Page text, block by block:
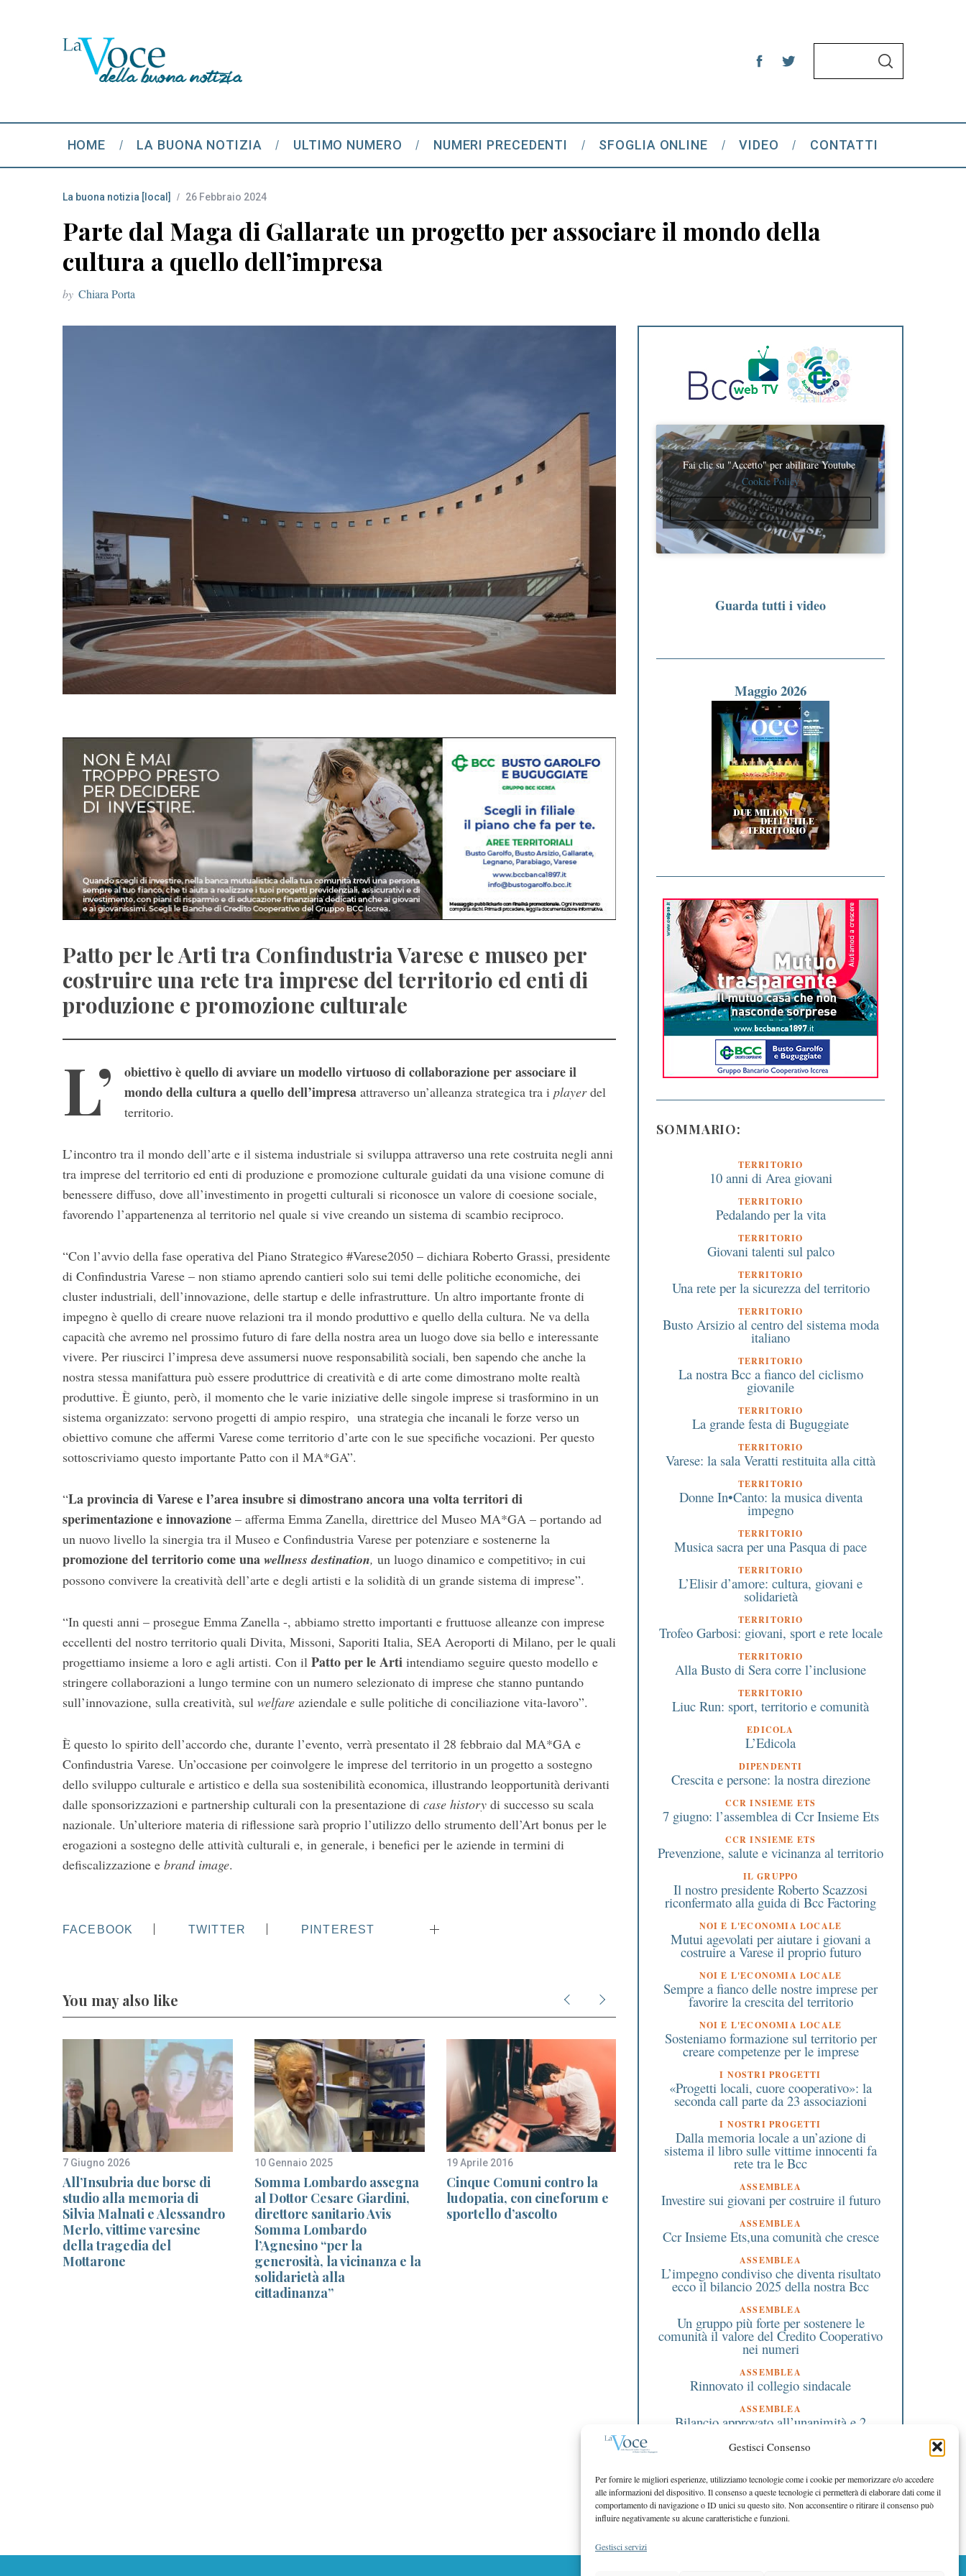
Gestisci Consenso
Per fornire le migliori esperienze, utilizziamo tecnologie come i cookie per memorizzare e/o accedere
alle informazioni del dispositivo. Il consenso a queste tecnologie ci permetterà di elaborare dati come il
comportamento di navigazione o ID unici su questo sito. Non acconsentire o ritirare il consenso può
influire negativamente su alcune caratteristiche e funzioni.
Gestisci servizi
h
f
:
S
HOME LA BUONA NOTIZIA ULTIMO NUMERO NUMERI PRECEDENTI SFOGLIA ONLINE VIDEO CONTATTI
La buona notizia [local] 26 Febbraio 2024
Parte dal Maga di Gallarate un progetto per associare il mondo della
cultura a quello dell’impresa
by Chiara Porta
Patto per le Arti tra Confindustria Varese e museo per
costruire una rete tra imprese del territorio ed enti di
produzione e promozione culturale
L’
obiettivo è quello di avviare un modello virtuoso di collaborazione per associare il
mondo della cultura a quello dell’impresa attraverso un’alleanza strategica tra i playerdel
territorio.
L’incontro tra il mondo dell’arte e il sistema industriale si sviluppa attraverso una rete costruita negli anni
tra imprese del territorio ed enti di produzione e promozione culturale guidati da una visione comune di
benessere diffuso, dove all’investimento in progetti culturali si riconosce un valore di coesione sociale,
favorendo l’appartenenza al territorio nel quale si vive creando un sistema di scambio reciproco.
“Con l’avvio della fase operativa del Piano Strategico #Varese2050 – dichiara Roberto Grassi, presidente
di Confindustria Varese – non stiamo aprendo cantieri solo sui temi delle politiche economiche, dei
cluster industriali, dell’innovazione, delle startup e delle infrastrutture. Un altro importante fronte di
impegno è quello di creare nuove relazioni tra il mondo produttivo e quello della cultura. Ne va della
capacità che avremo nel prossimo futuro di fare della nostra area un luogo dove sia bello e interessante
vivere. Per riuscirci l’impresa deve assumersi nuove responsabilità sociali, ben sapendo che anche la
nostra stessa manifattura può essere produttrice di creatività e di arte come dimostrano molte realtà
produttive. È giunto, però, il momento che le varie iniziative delle singole imprese si trasformino in un
sistema organizzato: servono progetti di ampio respiro, una strategia che incanali le forze verso un
obiettivo comune che affermi Varese come territorio d’arte con le sue specifiche vocazioni. Per questo
sottoscriviamo questo importante Patto con il MA*GA”.
“Laprovincia di Varese e l’area insubre si dimostrano ancora una volta territori di
sperimentazione e innovazione – afferma Emma Zanella, direttrice del Museo MA*GA – portando ad
un nuovo livello la sinergia tra il Museo e Confindustria Varese per potenziare e sostenerne la
promozione del territorio come una wellness destination, un luogo dinamico e competitivo, in cui
possono convivere la creatività dell’arte e degli artisti e la solidità di un grande sistema di imprese”.
“In questi anni – prosegue Emma Zanella -, abbiamo stretto importanti e fruttuose alleanze con imprese
eccellenti del nostro territorio quali Divita, Missoni, Saporiti Italia, SEA Aeroporti di Milano, per le quali
progettiamo insieme a loro e agli artisti. Con il Patto per le Arti intendiamo seguire questo modello e
stringere collaborazioni a lungo termine con un numero selezionato di imprese che stanno puntando
sull’innovazione, sulla creatività, sul welfare aziendale e sulle politiche di conciliazione vita-lavoro”.
È questo lo spirito dell’accordo che, durante l’evento, verrà presentato il 28 febbraio dal MA*GA e
Confindustria Varese. Un’occasione per coinvolgere le imprese del territorio in un progetto a sostegno
dello sviluppo culturale e artistico e della sua sostenibilità economica, illustrando leopportunità derivanti
dalle sponsorizzazioni e partnership culturali con la presentazione di case history di successo su scala
nazionale. Un’ulteriore materia di riflessione sarà proprio l’utilizzo dello strumento dell’Art bonus per le
erogazioni a sostegno delle attività culturali e, in generale, i benefici per le aziende in termini di
defiscalizzazione e brand image.
FACEBOOK TWITTER PINTEREST
You may also like
7 Giugno 2026
All’Insubria due borse di
studio alla memoria di
Silvia Malnati e Alessandro
Merlo, vittime varesine
della tragedia del
Mottarone
10 Gennaio 2025
Somma Lombardo assegna
al Dottor Cesare Giardini,
direttore sanitario Avis
Somma Lombardo
l’Agnesino “per la
generosità, la vicinanza e la
solidarietà alla
cittadinanza”
19 Aprile 2016
Cinque Comuni contro la
ludopatia, con cineforum e
sportello d’ascolto
Opera di solidarietà a
Legnano il 27 giugno con
The Sound of Peace,
concerto benefico a favore
della Lilt
rock’n’roll: Dan e i
Garolfo il 13
Sanremo, Eurovision
Fai clic su "Accetto" per abilitare Youtube
Cookie Policy
ACCETTO
Guarda tutti i video
Maggio 2026
SOMMARIO:
TERRITORIO
10 anni di Area giovani
TERRITORIO
Pedalando per la vita
TERRITORIO
Giovani talenti sul palco
TERRITORIO
Una rete per la sicurezza del territorio
TERRITORIO
Busto Arsizio al centro del sistema moda
italiano
TERRITORIO
La nostra Bcc a fianco del ciclismo
giovanile
TERRITORIO
La grande festa di Buguggiate
TERRITORIO
Varese: la sala Veratti restituita alla città
TERRITORIO
Donne In•Canto: la musica diventa
impegno
TERRITORIO
Musica sacra per una Pasqua di pace
TERRITORIO
L’Elisir d’amore: cultura, giovani e
solidarietà
TERRITORIO
Trofeo Garbosi: giovani, sport e rete locale
TERRITORIO
Alla Busto di Sera corre l’inclusione
TERRITORIO
Liuc Run: sport, territorio e comunità
EDICOLA
L’Edicola
DIPENDENTI
Crescita e persone: la nostra direzione
CCR INSIEME ETS
7 giugno: l’assemblea di Ccr Insieme Ets
CCR INSIEME ETS
Prevenzione, salute e vicinanza al territorio
IL GRUPPO
Il nostro presidente Roberto Scazzosi
riconfermato alla guida di Bcc Factoring
NOI E L'ECONOMIA LOCALE
Mutui agevolati per aiutare i giovani a
costruire a Varese il proprio futuro
NOI E L'ECONOMIA LOCALE
Sempre a fianco delle nostre imprese per
favorire la crescita del territorio
NOI E L'ECONOMIA LOCALE
Sosteniamo formazione sul territorio per
creare competenze per le imprese
I NOSTRI PROGETTI
«Progetti locali, cuore cooperativo»: la
seconda call parte da 23 associazioni
I NOSTRI PROGETTI
Dalla memoria locale a un’azione di
sistema il libro sulle vittime innocenti fa
rete tra le Bcc
ASSEMBLEA
Investire sui giovani per costruire il futuro
ASSEMBLEA
Ccr Insieme Ets,una comunità che cresce
ASSEMBLEA
L’impegno condiviso che diventa risultato
ecco il bilancio 2025 della nostra Bcc
ASSEMBLEA
Un gruppo più forte per sostenere le
comunità il valore del Credito Cooperativo
nei numeri
ASSEMBLEA
Rinnovato il collegio sindacale
ASSEMBLEA
Bilancio approvato all’unanimità e 2
EDITORIALE PRESIDENTE
Costruire futuro insieme
S
a
h
f
r
: